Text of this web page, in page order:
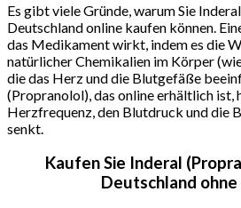
Es gibt viele Gründe, warum Sie
Deutschland online kaufen können.
das Medikament wirkt, indem es die
natürlicher Chemikalien im Körper
die das Herz und die Blutgefäße
(Propranolol), das online erhältlich ist,
Herzfrequenz, den Blutdruck und die
senkt.
Kaufen Sie Inderal
Deutschland